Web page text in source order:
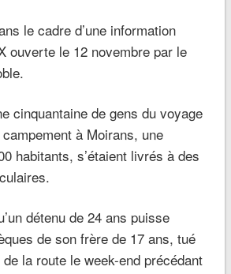
le cadre d’une information
ouverte le 12 novembre par le
cinquantaine de gens du voyage
à Moirans, une
habitants, s’étaient livrés à des
détenu de 24 ans puisse
de son frère de 17 ans, tué
la route le week-end précédant